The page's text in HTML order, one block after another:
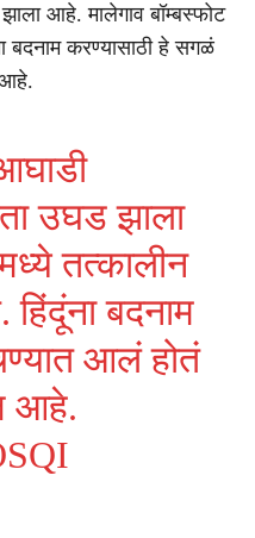
आहे. मालेगाव बॉम्बस्फोट
बदनाम करण्यासाठी हे सगळं
आहे.
उघड झाला
तत्कालीन
बदनाम
आलं होतं
आहे.